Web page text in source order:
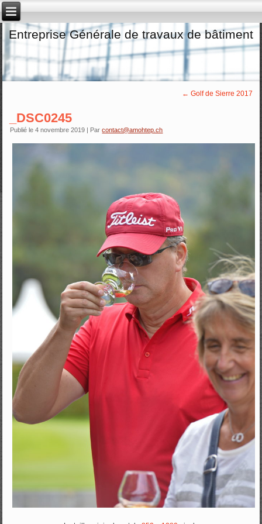
Entreprise Générale de travaux de bâtiment
← Golf de Sierre 2017
_DSC0245
Publié le 4 novembre 2019 | Par contact@amohtep.ch